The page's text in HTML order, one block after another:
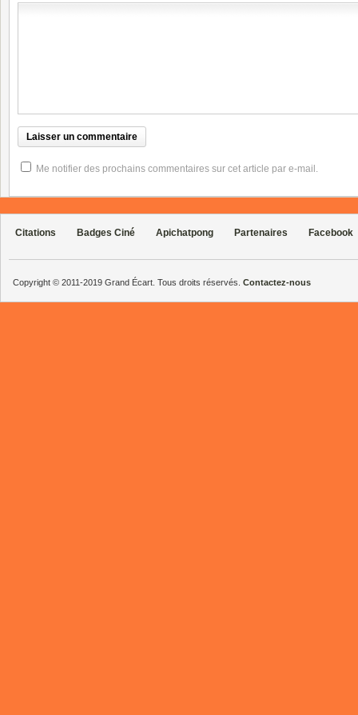
Me notifier des prochains commentaires sur cet article par e-mail.
Citations Badges Ciné Apichatpong Partenaires Facebook
Copyright © 2011-2019 Grand Écart. Tous droits réservés. Contactez-nous